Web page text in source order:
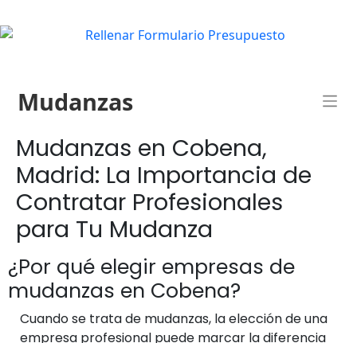
Mudanzas
Mudanzas en Cobena,
Madrid: La Importancia de
Contratar Profesionales
para Tu Mudanza
¿Por qué elegir empresas de
mudanzas en Cobena?
Cuando se trata de mudanzas, la elección de una
empresa profesional puede marcar la diferencia